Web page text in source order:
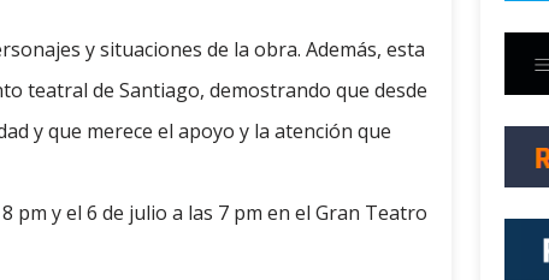
y situaciones de la obra. Además, esta
teatral de Santiago, demostrando que desde
y que merece el apoyo y la atención que
pm y el 6 de julio a las 7 pm en el Gran Teatro